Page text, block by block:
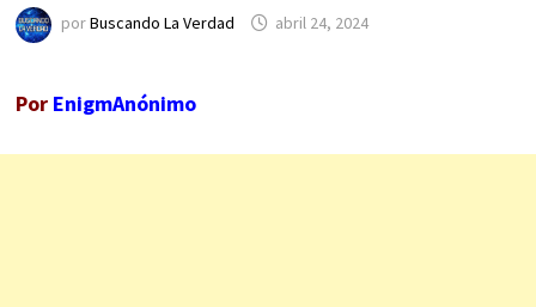
porBuscando La Verdad abril 24, 2024
Por EnigmAnónimo